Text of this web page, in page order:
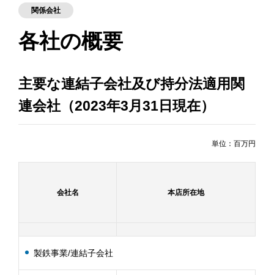
関係会社
各社の概要
主要な連結子会社及び持分法適用関
連会社（2023年3月31日現在）
単位：百万円
製鉄事業/連結子会社
会社名 本店所在地